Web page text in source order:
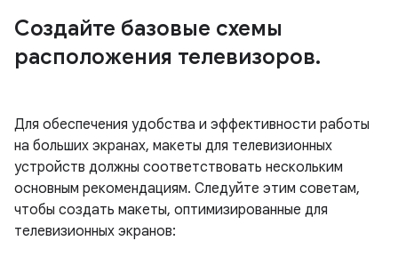
Создайте базовые схемы
расположения телевизоров.
Для обеспечения удобства и эффективности работы
на больших экранах, макеты для телевизионных
устройств должны соответствовать нескольким
основным рекомендациям. Следуйте этим советам,
чтобы создать макеты, оптимизированные для
телевизионных экранов: